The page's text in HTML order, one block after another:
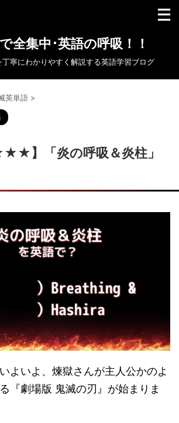
全集中･英語の呼吸！！
丁寧にわかりやすく解説する英語学習ブログ
英単語 >
】「炎の呼吸＆炎柱」
よいよ、煉獄さんが主人公かのよ
『劇場版 鬼滅の刃』が始まりま